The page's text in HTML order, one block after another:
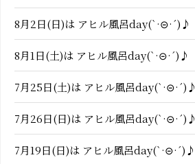
8月2日(日)は アヒル風呂day(`·⊝·´)♪
8月1日(土)は アヒル風呂day(`·⊝·´)♪
7月25日(土)は アヒル風呂day(`·⊝·´)♪
7月26日(日)は アヒル風呂day(`·⊝·´)♪
7月19日(日)は アヒル風呂day(`·⊝·´)♪